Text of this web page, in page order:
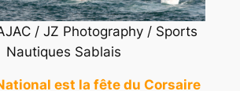
/ JZ Photography / Sports
Nautiques Sablais
est la fête du Corsaire